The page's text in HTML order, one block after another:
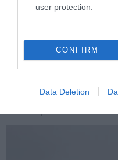
user protection.
CONFIRM
Data Deletion
PRONEWS.GR /
Θορυβήθηκαν οι
δηλώσεις Ρώσου
κατέρριψαν 10
μέρα!»